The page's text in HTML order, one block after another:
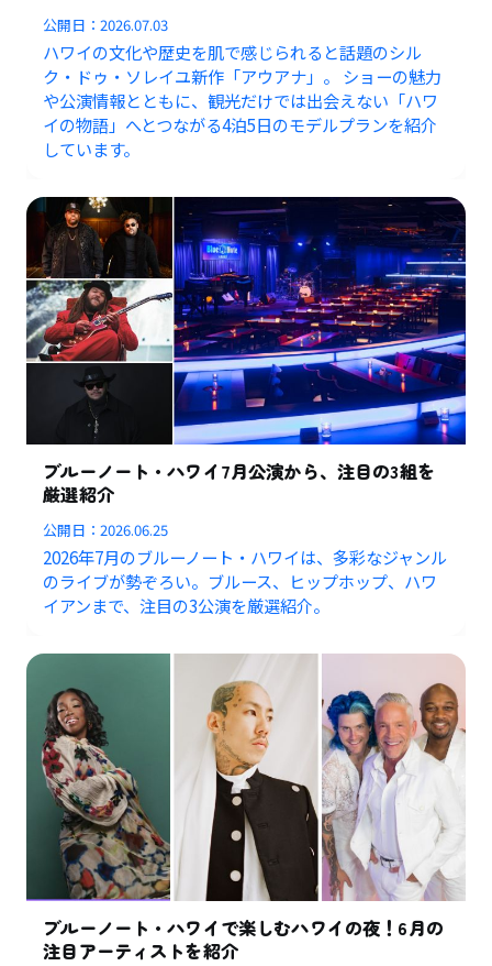
公開日：2026.07.03
ハワイの文化や歴史を肌で感じられると話題のシル
ク・ドゥ・ソレイユ新作「アウアナ」。 ショーの魅力
や公演情報とともに、観光だけでは出会えない「ハワ
イの物語」へとつながる4泊5日のモデルプランを紹介
しています。
ブルーノート・ハワイ7月公演から、注目の3組を
厳選紹介
公開日：2026.06.25
2026年7月のブルーノート・ハワイは、多彩なジャンル
のライブが勢ぞろい。ブルース、ヒップホップ、ハワ
イアンまで、注目の3公演を厳選紹介。
ブルーノート・ハワイで楽しむハワイの夜！6月の
注目アーティストを紹介